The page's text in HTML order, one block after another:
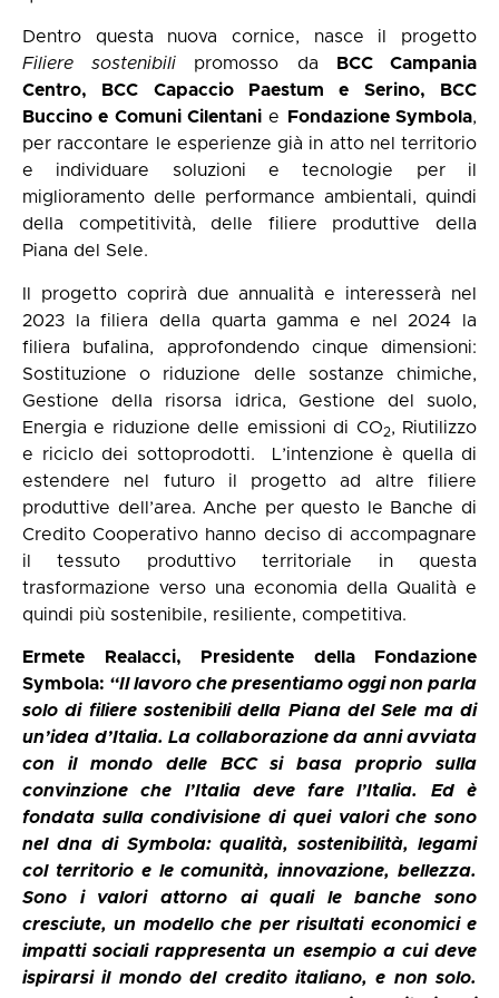
Dentro questa nuova cornice, nasce il progetto
Filiere sostenibili promosso da
BCC Campania
Centro, BCC Capaccio Paestum e Serino, BCC
Buccino e Comuni Cilentani e Fondazione Symbola,
per raccontare le esperienze già in atto nel territorio
e individuare soluzioni e tecnologie per il
miglioramento delle performance ambientali, quindi
della competitività, delle filiere produttive della
Piana del Sele.
Il progetto coprirà due annualità e interesserà nel
2023 la filiera della quarta gamma e nel 2024 la
filiera bufalina, approfondendo cinque dimensioni:
Sostituzione o riduzione delle sostanze chimiche,
Gestione della risorsa idrica, Gestione del suolo,
Energia e riduzione delle emissioni di CO2, Riutilizzo
e riciclo dei sottoprodotti. L’intenzione è quella di
estendere nel futuro il progetto ad altre filiere
produttive dell’area. Anche per questo le Banche di
Credito Cooperativo hanno deciso di accompagnare
il tessuto produttivo territoriale in questa
trasformazione verso una economia della Qualità e
quindi più sostenibile, resiliente, competitiva.
Ermete Realacci, Presidente della Fondazione
Symbola: “Il lavoro che presentiamo oggi non parla
solo di filiere sostenibili della Piana del Sele ma di
un’idea d’Italia. La collaborazione da anni avviata
con il mondo delle BCC si basa proprio sulla
convinzione che l’Italia deve fare l’Italia. Ed è
fondata sulla condivisione di quei valori che sono
nel dna di Symbola: qualità, sostenibilità, legami
col territorio e le comunità, innovazione, bellezza.
Sono i valori attorno ai quali le banche sono
cresciute, un modello che per risultati economici e
impatti sociali rappresenta un esempio a cui deve
ispirarsi il mondo del credito italiano, e non solo.